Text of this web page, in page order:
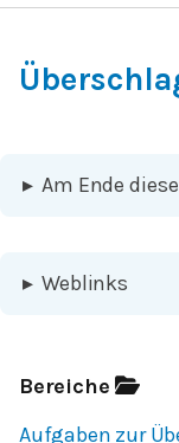
▸ Am Ende
▸ Weblinks
Bereiche
Aufgaben zur